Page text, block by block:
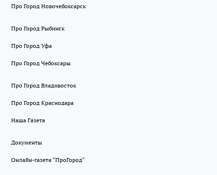
Про Город Новочебоксарск
Про Город Рыбинск
Про Город Уфа
Про Город Чебоксары
Про Город Владивосток
Про Город Краснодара
Наша Газета
Документы
Онлайн-газета "ПроГород"